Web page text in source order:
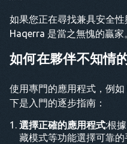
如果您正在尋找兼具安全性
Haqerra 是當之無愧的贏家
如何在夥伴不知情
使用專門的應用程式，例如
下是入門的逐步指南：
選擇正確的應用程式:根
藏模式等功能選擇可靠